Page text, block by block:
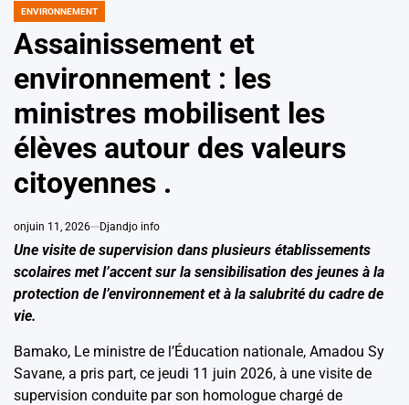
POSTED
ENVIRONNEMENT
Assainissement et
environnement : les
ministres mobilisent les
élèves autour des valeurs
citoyennes .
onjuin 11, 2026 Djandjo info
Une visite de supervision dans plusieurs établissements
scolaires met l’accent sur la sensibilisation des jeunes à la
protection de l’environnement et à la salubrité du cadre de
vie.
Bamako, Le ministre de l’Éducation nationale, Amadou Sy
Savane, a pris part, ce jeudi 11 juin 2026, à une visite de
supervision conduite par son homologue chargé de